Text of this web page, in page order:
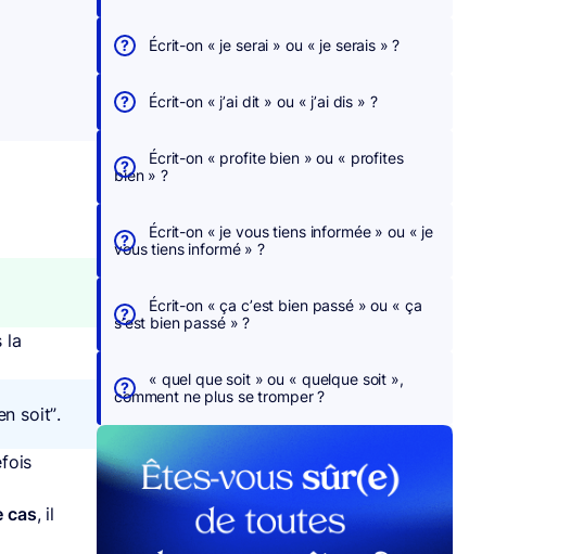
la
soit”.
cas, il
Écrit-on « je serai » ou « je serais » ?
Écrit-on « j’ai dit » ou « j’ai dis » ?
Écrit-on « profite bien » ou « profites
bien » ?
Écrit-on « je vous tiens informée » ou « je
vous tiens informé » ?
Écrit-on « ça c’est bien passé » ou « ça
s’est bien passé » ?
« quel que soit » ou « quelque soit »,
comment ne plus se tromper ?